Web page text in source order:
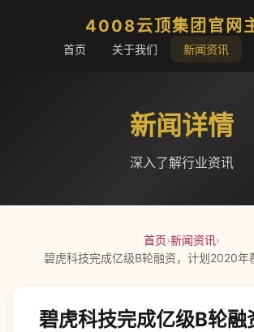
4008云顶集团官网
首页 关于我们 新闻资讯
新闻详情
深入了解行业资讯
首页›新闻资讯›
碧虎科技完成亿级B轮融资，计划2020年
碧虎科技完成亿级B轮融